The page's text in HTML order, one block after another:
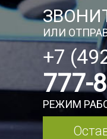
ИЛИ
+7
777-
РЕЖИМ